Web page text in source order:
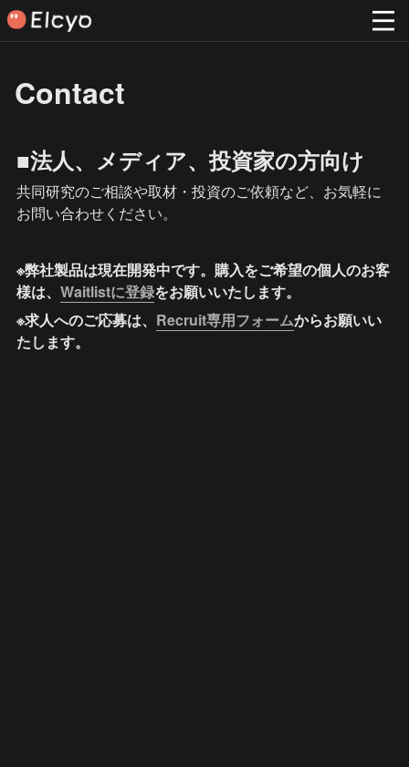
Contact
■法人、メディア、投資家の方向け
共同研究のご相談や取材・投資のご依頼など、お気軽に
お問い合わせください。
※弊社製品は現在開発中です。購入をご希望の個人のお客
様は、 Waitlistに登録をお願いいたします。
※求人へのご応募は、 Recruit専用フォームからお願いい
たします。